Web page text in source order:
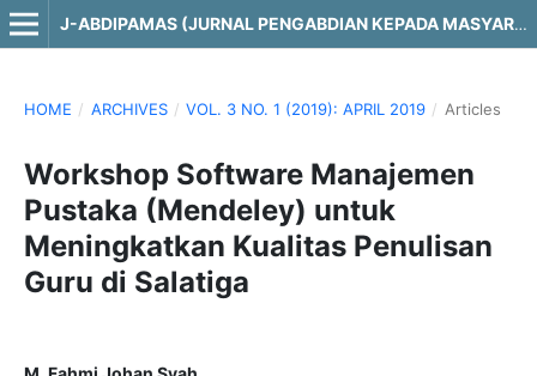
J-ABDIPAMAS (JURNAL PENGABDIAN KEPADA MASYARAKAT)
HOME / ARCHIVES / VOL. 3 NO. 1 (2019): APRIL 2019 / Articles
Workshop Software Manajemen
Pustaka (Mendeley) untuk
Meningkatkan Kualitas Penulisan
Guru di Salatiga